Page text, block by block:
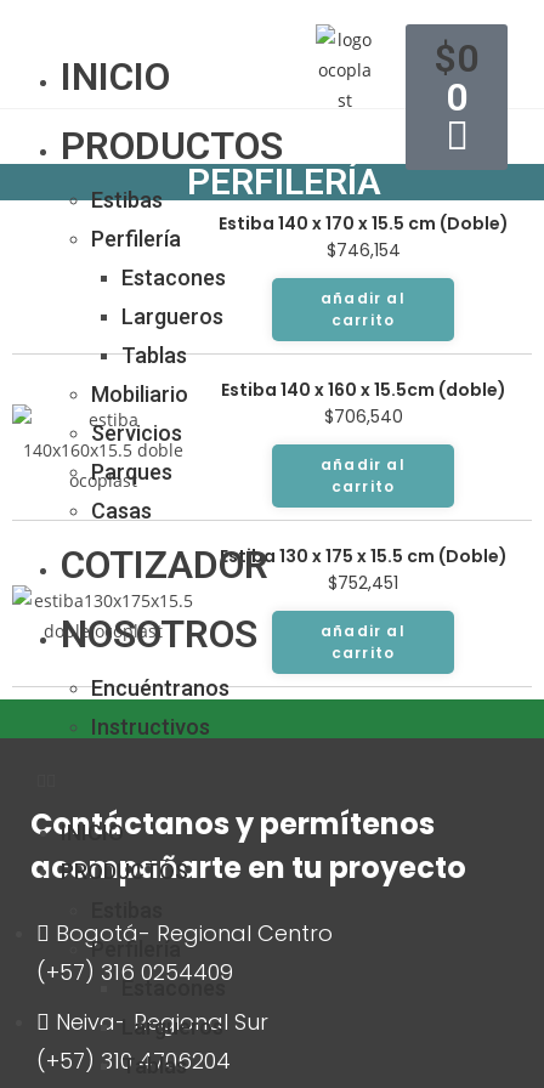
INICIO
PRODUCTOS
Estibas
Perfilería
Estacones
Largueros
Tablas
Mobiliario
Servicios
Parques
Casas
COTIZADOR
NOSOTROS
Encuéntranos
Instructivos
INICIO
PRODUCTOS
Perfilería
Estacones
Largueros
Tablas
$0
0
PERFILERÍA
Estiba 140 x 170 x 15.5 cm (Doble)
$746,154
añadir al
carrito
Estiba 140 x 160 x 15.5cm (doble)
$706,540
añadir al
carrito
Estiba 130 x 175 x 15.5 cm (Doble)
$752,451
añadir al
carrito
Contáctanos y permítenos
acompañarte en tu proyecto
Bogotá- Regional Centro
(+57) 316 0254409
Neiva- Regional Sur
(+57) 310 4706204